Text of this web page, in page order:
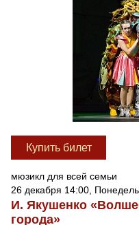
Купить билет
мюзикл для всей семьи
26 декабря 14:00,
И. Якушенко
города»